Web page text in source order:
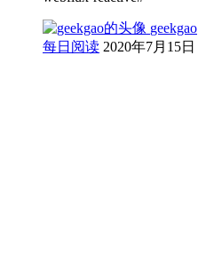
geekgao
每日阅读 2020年7月15日